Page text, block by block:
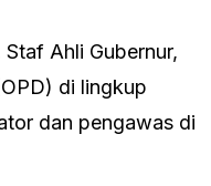
Ahli Gubernur,
di lingkup
dan pengawas di